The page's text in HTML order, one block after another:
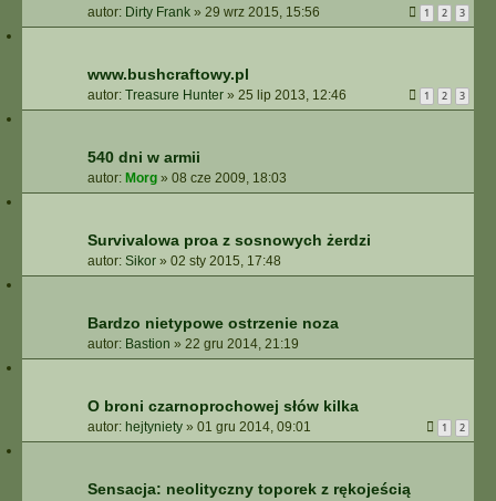
autor: Dirty Frank » 29 wrz 2015, 15:56 1 2 3
www.bushcraftowy.pl
autor: Treasure Hunter » 25 lip 2013, 12:46 1 2 3
540 dni w armii
autor: Morg » 08 cze 2009, 18:03
Survivalowa proa z sosnowych żerdzi
autor: Sikor » 02 sty 2015, 17:48
Bardzo nietypowe ostrzenie noza
autor: Bastion » 22 gru 2014, 21:19
O broni czarnoprochowej słów kilka
autor: hejtyniety » 01 gru 2014, 09:01 1 2
Sensacja: neolityczny toporek z rękojeścią